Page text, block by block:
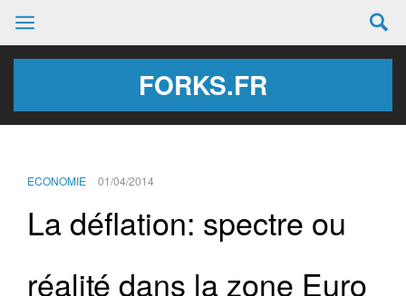
FORKS.FR
ECONOMIE 01/04/2014
La déflation: spectre ou
réalité dans la zone Euro